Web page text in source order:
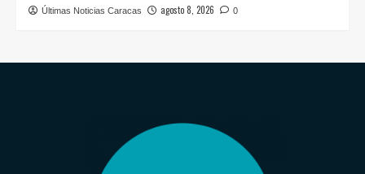
Últimas Noticias Caracas agosto 8, 2026 0